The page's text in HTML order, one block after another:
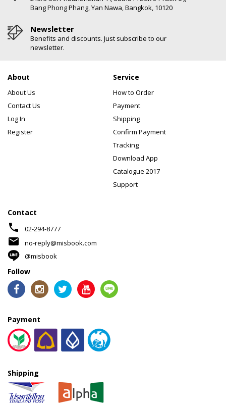
Bang Phong Phang, Yan Nawa, Bangkok, 10120
Newsletter
Benefits and discounts. Just subscribe to our
newsletter.
About
About Us
Contact Us
Log In
Register
Service
How to Order
Payment
Shipping
Confirm Payment
Tracking
Download App
Catalogue 2017
Support
Contact
phone 02-294-8777
mail
no-reply@misbook.com
@misbook
Follow
Payment
Shipping